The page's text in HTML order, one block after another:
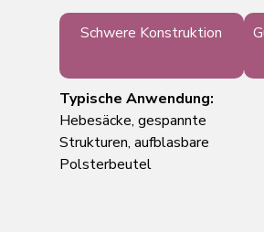
Hochfestes
Schwere Konstruktion
Typische Anwendung:
Hebesäcke, gespannte
Strukturen, aufblasbare
Polsterbeutel